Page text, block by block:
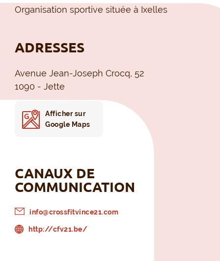
Organisation sportive située à Ixelles
ADRESSES
Avenue Jean-Joseph Crocq, 52
1090 - Jette
Afficher sur
Google Maps
CANAUX DE
COMMUNICATION
info@crossfitvince21.com
http://cfv21.be/